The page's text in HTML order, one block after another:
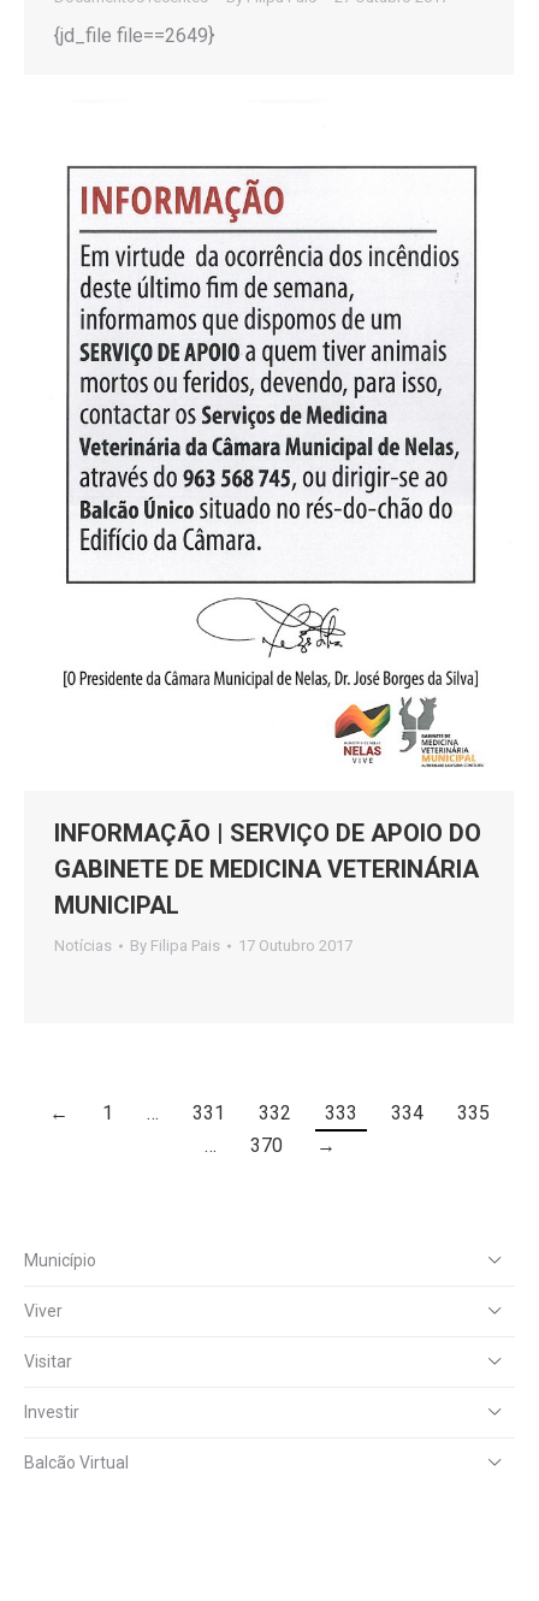
{jd_file file==2649}
INFORMAÇÃO | SERVIÇO DE APOIO DO
GABINETE DE MEDICINA VETERINÁRIA
MUNICIPAL
Notícias By Filipa Pais 17 Outubro 2017
← 1 … 331 332 333 334
335
…
370 →
Município
Viver
Visitar
Investir
Balcão Virtual